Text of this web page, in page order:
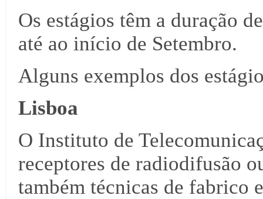
Os estágios têm a duração
até ao início de Setembro.
Alguns exemplos dos
Lisboa
O Instituto de
receptores de radiodifusão
também técnicas de fabrico